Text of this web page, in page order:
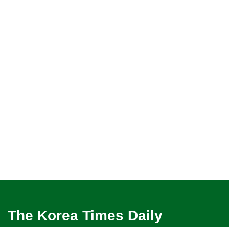
The Korea Times Daily